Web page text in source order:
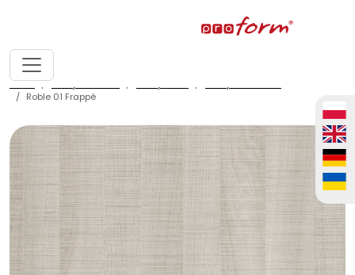
home fronty meblowe
Roble 01 Frappé